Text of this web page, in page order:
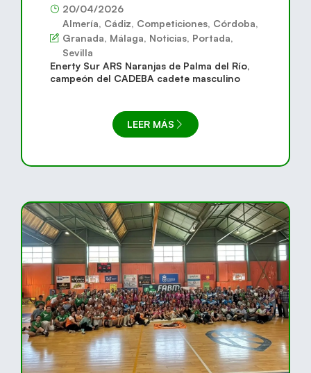
20/04/2026
Almería, Cádiz, Competiciones, Córdoba,
Granada, Málaga, Noticias, Portada,
Sevilla
Enerty Sur ARS Naranjas de Palma del Río,
campeón del CADEBA cadete masculino
LEER MÁS